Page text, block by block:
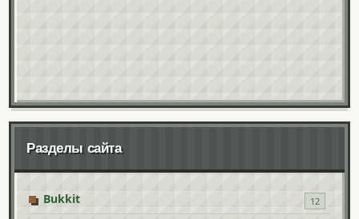
Разделы сайта
Bukkit 12